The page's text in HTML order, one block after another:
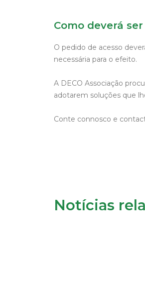
Como deverá
O pedido de acesso
necessária para o efeito.
A DECO Associação
adotarem soluções que
Conte connosco e
Notícias